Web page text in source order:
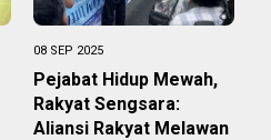
08 SEP 2025
Pejabat Hidup Mewah,
Rakyat Sengsara:
Aliansi Rakyat Melawan